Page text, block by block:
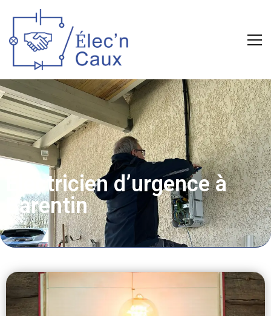
Électricien d’urgence à
Barentin